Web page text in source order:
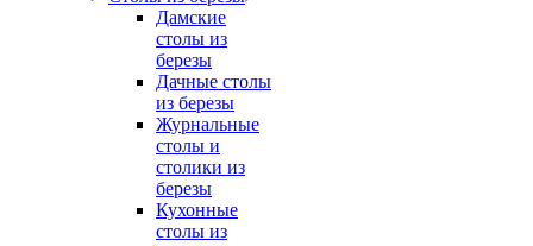
Дамские
столы из
березы
Дачные столы
из березы
Журнальные
столы и
столики из
березы
Кухонные
столы из